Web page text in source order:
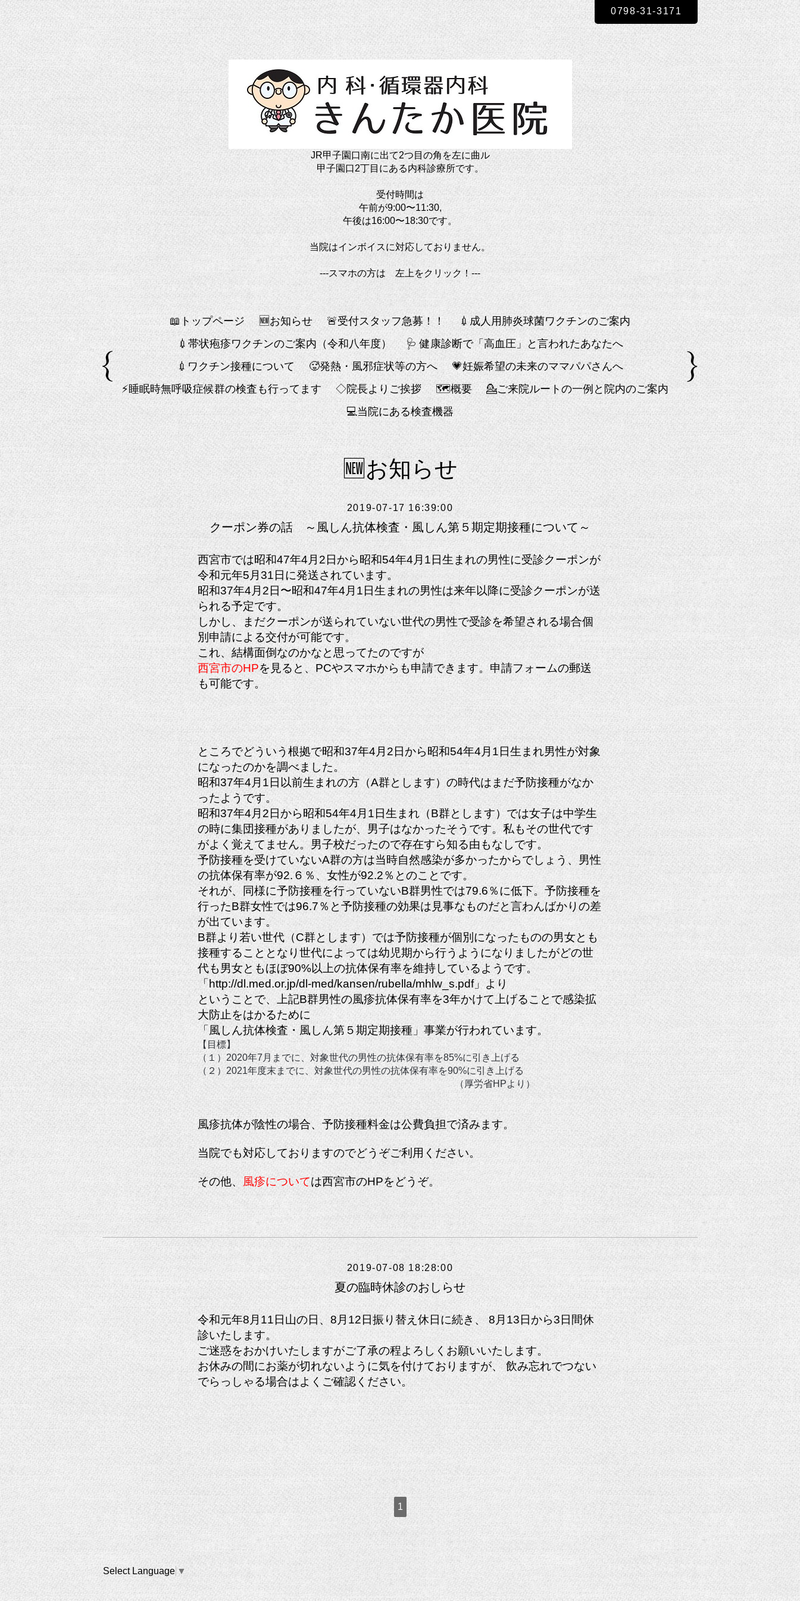
JR甲子園口南に出て2つ目の角を左に曲ル
甲子園口2丁目にある内科診療所です。
受付時間は
午前が9:00〜11:30,
午後は16:00〜18:30です。
当院はインボイスに対応しておりません。
---スマホの方は 左上をクリック！---
0798-31-3171
📖トップページ 🆕お知らせ 🚨受付スタッフ急募！！
💉成人用肺炎球菌ワクチンのご案内
💉帯状疱疹ワクチンのご案内（令和八年度）
🩺 健康診断で「高血圧」と言われたあなたへ
💉ワクチン接種について
🥵発熱・風邪症状等の方へ
💗妊娠希望の未来のママパパさんへ
⚡睡眠時無呼吸症候群の検査も行ってます
◇院長よりご挨拶 🗺概要
💁ご来院ルートの一例と院内のご案内
💻️当院にある検査機器
🆕お知らせ
2019-07-17 16:39:00
クーポン券の話 ～風しん抗体検査・風しん第５期定期接種について～
西宮市では昭和47年4月2日から昭和54年4月1日生まれの男性に受診クーポンが
令和元年5月31日に発送されています。
昭和37年4月2⽇〜昭和47年4月1⽇生まれの男性は来年以降に受診クーポンが送
られる予定です。
しかし、まだクーポンが送られていない世代の男性で受診を希望される場合個
別申請による交付が可能です。
これ、結構面倒なのかなと思ってたのですが
西宮市のHPを見ると、PCやスマホからも申請できます。申請フォームの郵送
も可能です。
ところでどういう根拠で昭和37年4月2日から昭和54年4月1日生まれ男性が対象
になったのかを調べました。
昭和37年4月1日以前生まれの方（A群とします）の時代はまだ予防接種がなか
ったようです。
昭和37年4月2日から昭和54年4月1日生まれ（B群とします）では女子は中学生
の時に集団接種がありましたが、男子はなかったそうです。私もその世代です
がよく覚えてません。男子校だったので存在すら知る由もなしです。
予防接種を受けていないA群の方は当時自然感染が多かったからでしょう、男性
の抗体保有率が92.６％、女性が92.2％とのことです。
それが、同様に予防接種を行っていないB群男性では79.6％に低下。予防接種を
行ったB群女性では96.7％と予防接種の効果は見事なものだと言わんばかりの差
が出ています。
B群より若い世代（C群とします）では予防接種が個別になったものの男女とも
接種することとなり世代によっては幼児期から行うようになりましたがどの世
代も男女ともほぼ90%以上の抗体保有率を維持しているようです。
「http://dl.med.or.jp/dl-med/kansen/rubella/mhlw_s.pdf」より
ということで、上記B群男性の風疹抗体保有率を3年かけて上げることで感染拡
大防止をはかるために
「風しん抗体検査・風しん第５期定期接種」事業が行われています。
【目標】
（１）2020年7月までに、対象世代の男性の抗体保有率を85%に引き上げる
（２）2021年度末までに、対象世代の男性の抗体保有率を90%に引き上げる
（厚労省HPより）
風疹抗体が陰性の場合、予防接種料金は公費負担で済みます。
当院でも対応しておりますのでどうぞご利用ください。
その他、風疹については西宮市のHPをどうぞ。
2019-07-08 18:28:00
夏の臨時休診のおしらせ
令和元年8月11日山の日、8月12日振り替え休日に続き、 8月13日から3日間休
診いたします。
ご迷惑をおかけいたしますがご了承の程よろしくお願いいたします。
お休みの間にお薬が切れないように気を付けておりますが、 飲み忘れでつない
でらっしゃる場合はよくご確認ください。
1
Select Language ▼